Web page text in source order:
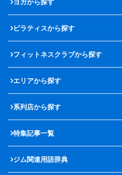
ヨガから探す
ピラティスから探す
フィットネスクラブから探す
エリアから探す
系列店から探す
特集記事一覧
ジム関連用語辞典